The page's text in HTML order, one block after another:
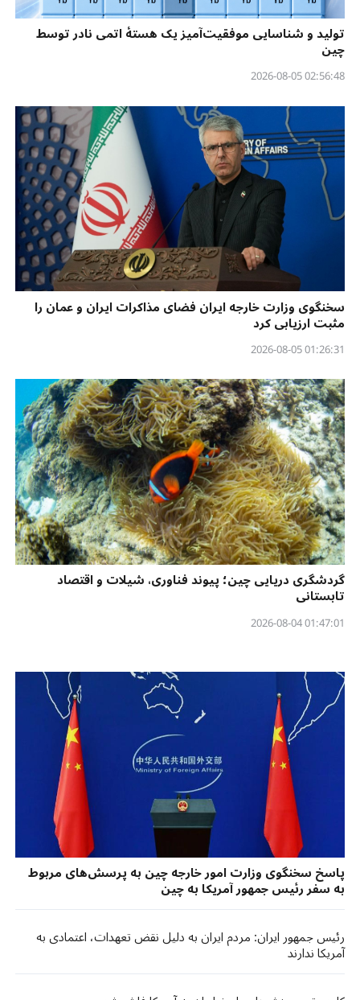
تولید و شناسایی موفقیت‌آمیز یک هستهٔ اتمی نادر توسط
چین
02:56:48 2026-08-05
سخنگوی وزارت خارجه ایران فضای مذاکرات ایران و عمان را
مثبت ارزیابی کرد
01:26:31 2026-08-05
گردشگری دریایی چین؛ پیوند فناوری، شیلات و اقتصاد
تابستانی
01:47:01 2026-08-04
پاسخ سخنگوی وزارت امور خارجه چین به پرسش‌های مربوط
به سفر رئیس جمهور آمریکا به چین
رئیس جمهور ایران: مردم ایران به دلیل نقض تعهدات، اعتمادی به
آمریکا ندارند